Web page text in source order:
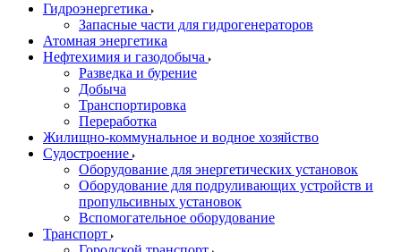
Гидроэнергетика
Запасные части для гидрогенераторов
Атомная энергетика
Нефтехимия и газодобыча
Разведка и бурение
Добыча
Транспортировка
Переработка
Жилищно-коммунальное и водное хозяйство
Судостроение
Оборудование для энергетических установок
Оборудование для подруливающих устройств и
пропульсивных установок
Вспомогательное оборудование
Транспорт